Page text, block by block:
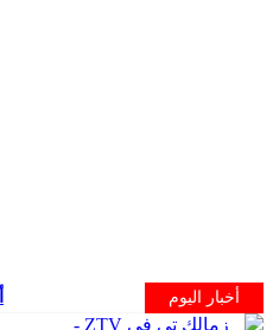
أخبار اليوم